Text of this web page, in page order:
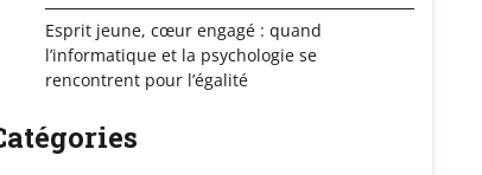
Esprit jeune, cœur engagé : quand
l’informatique et la psychologie se
rencontrent pour l’égalité